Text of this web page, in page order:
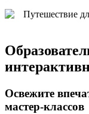
Освежите
мастер-классов